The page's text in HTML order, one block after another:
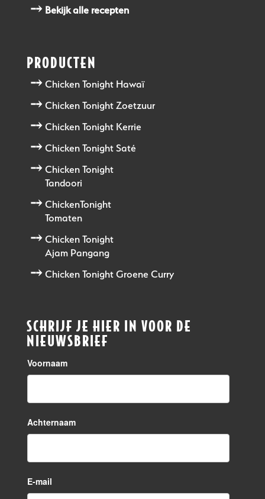
Bekijk alle recepten
PRODUCTEN
Chicken Tonight Hawaï
Chicken Tonight Zoetzuur
Chicken Tonight Kerrie
Chicken Tonight Saté
Chicken Tonight
Tandoori
ChickenTonight
Tomaten
Chicken Tonight
Ajam Pangang
Chicken Tonight Groene Curry
SCHRIJF JE HIER IN VOOR DE
NIEUWSBRIEF
Voornaam
Achternaam
E-mail